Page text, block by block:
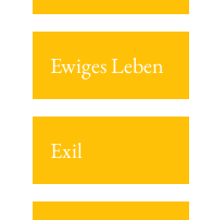
Ewiges Leben
Exil